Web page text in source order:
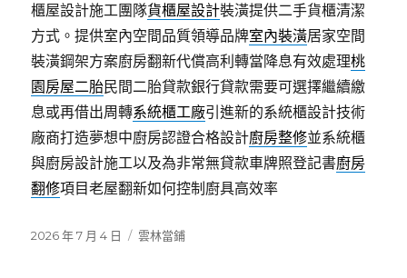
櫃屋設計施工團隊貨櫃屋設計裝潢提供二手貨櫃清潔
方式。提供室內空間品質領導品牌室內裝潢居家空間
裝潢鋼架方案廚房翻新代償高利轉當降息有效處理桃
園房屋二胎民間二胎貸款銀行貸款需要可選擇繼續繳
息或再借出周轉系統櫃工廠引進新的系統櫃設計技術
廠商打造夢想中廚房認證合格設計廚房整修並系統櫃
與廚房設計施工以及為非常無貸款車牌照登記書廚房
翻修項目老屋翻新如何控制廚具高效率
發
2026 年 7 月 4 日
分
雲林當鋪